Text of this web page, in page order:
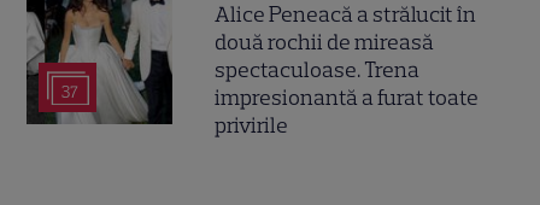
37
Alice Peneacă a strălucit în
două rochii de mireasă
spectaculoase. Trena
impresionantă a furat toate
privirile